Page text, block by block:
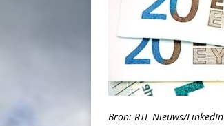
Bron: RTL Nieuws/LinkedIn